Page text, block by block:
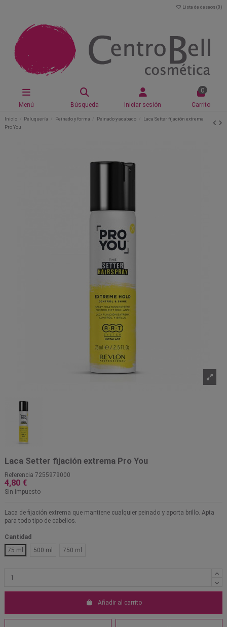
Lista de deseos (0 )
Menú Búsqueda Iniciar sesión
0
Carrito
Inicio Peluquería Peinado y forma Peinado y acabado
Laca Setter fijación extrema
Pro You
Laca Setter fijación extrema Pro You
Referencia 7255979000
4,80 €
Sin impuesto
Laca de fijación extrema que mantiene cualquier peinado y aporta brillo. Apta
para todo tipo de cabellos.
Cantidad
75 ml
500 ml 750 ml
Añadir al carrito